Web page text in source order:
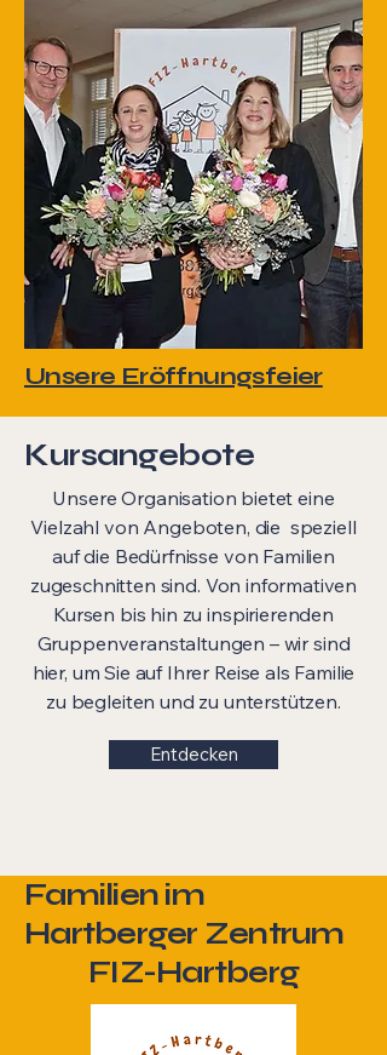
Unsere Eröffnungsfeier
Kursangebote
Unsere Organisation bietet eine
Vielzahl von Angeboten, die speziell
auf die Bedürfnisse von Familien
zugeschnitten sind. Von informativen
Kursen bis hin zu inspirierenden
Gruppenveranstaltungen – wir sind
hier, um Sie auf Ihrer Reise als Familie
zu begleiten und zu unterstützen.
Entdecken
Familien im
Hartberger Zentrum
FIZ-Hartberg